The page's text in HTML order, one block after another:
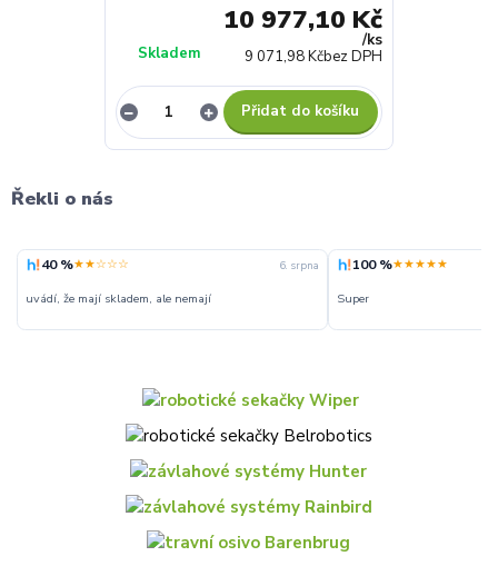
10 977,10 Kč
/ks
9 071,98 Kčbez DPH
Skladem
Přidat do košíku
Řekli o nás
40 %★★☆☆☆ 6. srpna
uvádí, že mají skladem, ale nemají
100 %★★★★★
Super